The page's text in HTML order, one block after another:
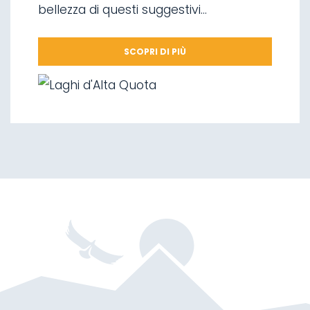
La ‘Via delle Malghe’
bellezza di questi suggestivi...
SCOPRI DI PIÙ